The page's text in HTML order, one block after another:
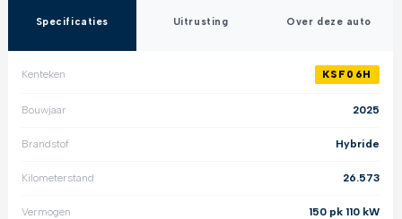
Specificaties Uitrusting Over deze auto
Kenteken KSF06H
Bouwjaar 2025
Brandstof Hybride
Kilometerstand 26.573
Vermogen 150 pk 110 kW